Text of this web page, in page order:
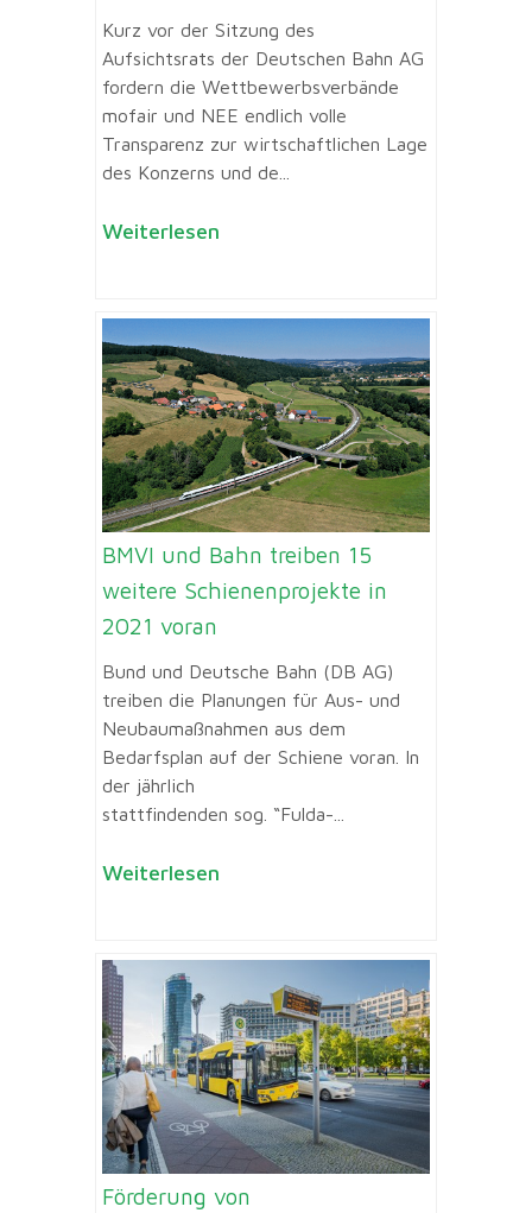
Kurz vor der Sitzung des
Aufsichtsrats der Deutschen Bahn AG
fordern die Wettbewerbsverbände
mofair und NEE endlich volle
Transparenz zur wirtschaftlichen Lage
des Konzerns und de...
Weiterlesen
BMVI und Bahn treiben 15
weitere Schienenprojekte in
2021 voran
Bund und Deutsche Bahn (DB AG)
treiben die Planungen für Aus- und
Neubaumaßnahmen aus dem
Bedarfsplan auf der Schiene voran. In
der jährlich
stattfindenden sog. “Fulda-...
Weiterlesen
Förderung von